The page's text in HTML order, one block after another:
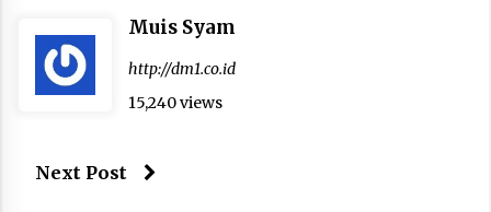
Muis Syam
http://dm1.co.id
15,240 views
Next Post